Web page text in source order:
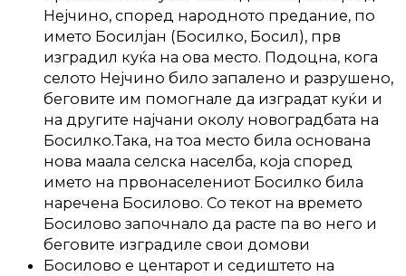
Нејчино, според народното предание, по
името Босилјан (Босилко, Босил), прв
изградил куќа на ова место. Подоцна, кога
селото Нејчино било запалено и разрушено,
беговите им помогнале да изградат куќи и
на другите најчани околу новоградбата на
Босилко.Така, на тоа место била основана
нова маала селска населба, која според
името на првонаселениот Босилко била
наречена Босилово. Со текот на времето
Босилово започнало да расте па во него и
беговите изградиле свои домови
Босилово е центарот и седиштето на